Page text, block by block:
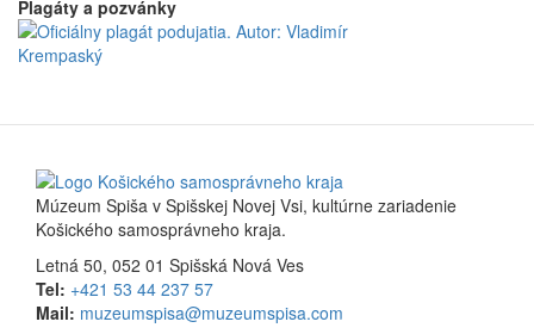
Plagáty a pozvánky
Múzeum Spiša v Spišskej Novej Vsi, kultúrne zariadenie
Košického samosprávneho kraja.
Letná 50, 052 01 Spišská Nová Ves
Tel: +421 53 44 237 57
Mail: muzeumspisa@muzeumspisa.com